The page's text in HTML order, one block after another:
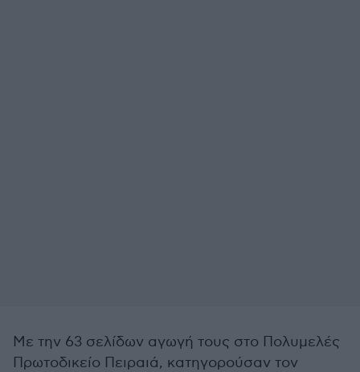
Με την 63 σελίδων αγωγή τους στο Πολυμελές
Πρωτοδικείο Πειραιά, κατηγορούσαν τον